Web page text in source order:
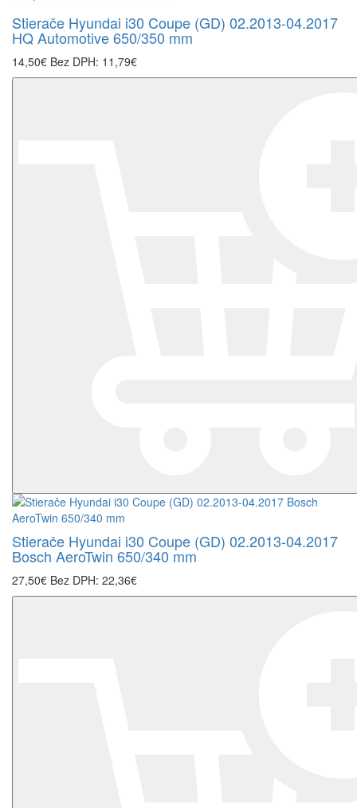
Stierače Hyundai i30 Coupe (GD) 02.2013-04.2017
HQ Automotive 650/350 mm
14,50€ Bez DPH: 11,79€
Stierače Hyundai i30 Coupe (GD) 02.2013-04.2017
Bosch AeroTwin 650/340 mm
27,50€ Bez DPH: 22,36€